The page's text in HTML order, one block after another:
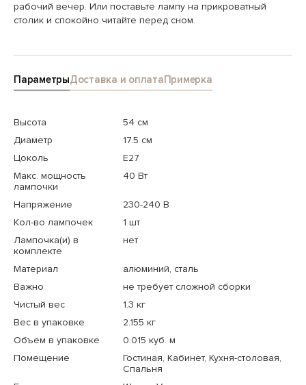
рабочий вечер. Или поставьте лампу на прикроватный
столик и спокойно читайте перед сном.
ПараметрыДоставка и оплатаПримерка
Высота
54 см
Диаметр
17.5 см
Цоколь
E27
Макс. мощность
лампочки
40 Вт
Напряжение
230-240 В
Кол-во лампочек
1 шт
Лампочка(и) в
комплекте
нет
Материал
алюминий, сталь
Важно
не требует сложной сборки
Чистый вес
1.3 кг
Вес в упаковке
2.155 кг
Объем в упаковке
0.015 куб. м
Помещение
Гостиная, Кабинет, Кухня-столовая,
Спальня